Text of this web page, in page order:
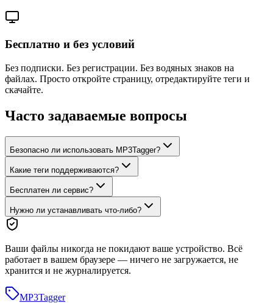
Бесплатно и без условий
Без подписки. Без регистрации. Без водяных знаков на
файлах. Просто откройте страницу, отредактируйте теги и
скачайте.
Часто задаваемые вопросы
Безопасно ли использовать MP3Tagger?
Какие теги поддерживаются?
Бесплатен ли сервис?
Нужно ли устанавливать что-либо?
Ваши файлы никогда не покидают ваше устройство. Всё
работает в вашем браузере — ничего не загружается, не
хранится и не журналируется.
MP3Tagger